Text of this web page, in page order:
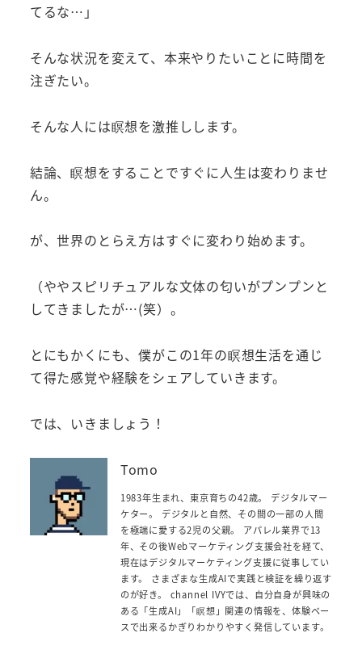
てるな…」
そんな状況を変えて、本来やりたいことに時間を
注ぎたい。
そんな人には瞑想を激推しします。
結論、瞑想をすることですぐに人生は変わりませ
ん。
が、世界のとらえ方はすぐに変わり始めます。
（ややスピリチュアルな文体の匂いがプンプンと
してきましたが…(笑）。
とにもかくにも、僕がこの1年の瞑想生活を通じ
て得た感覚や経験をシェアしていきます。
では、いきましょう！
Tomo
1983年生まれ、東京育ちの42歳。 デジタルマー
ケター。 デジタルと自然、その間の一部の人間
を極端に愛する2児の父親。 アパレル業界で13
年、その後Webマーケティング支援会社を経て、
現在はデジタルマーケティング支援に従事してい
ます。 さまざまな生成AIで実践と検証を繰り返す
のが好き。 channel IVYでは、自分自身が興味の
ある「生成AI」「瞑想」関連の情報を、体験ベー
スで出来るかぎりわかりやすく発信しています。